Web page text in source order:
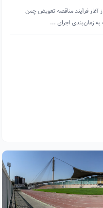
آغاز فرآیند مناقصه تعویض چمن
زمان‌بندی اجرای ...